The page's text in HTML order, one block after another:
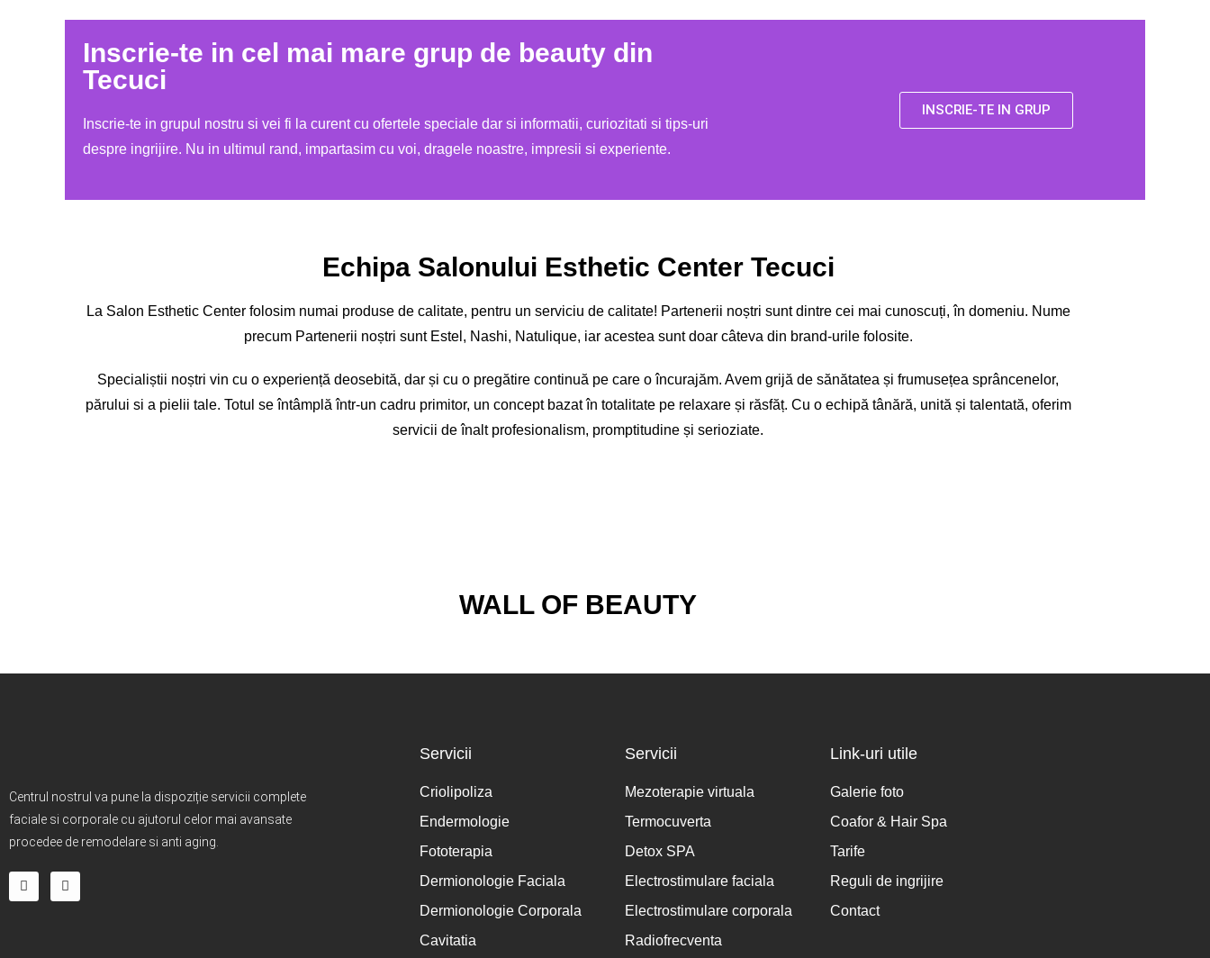
Inscrie-te in cel mai mare grup de beauty din
Tecuci
Inscrie-te in grupul nostru si vei fi la curent cu ofertele speciale dar si informatii, curiozitati si tips-uri
despre ingrijire. Nu in ultimul rand, impartasim cu voi, dragele noastre, impresii si experiente.
INSCRIE-TE IN GRUP
Echipa Salonului Esthetic Center Tecuci
La Salon Esthetic Center folosim numai produse de calitate, pentru un serviciu de calitate! Partenerii noștri sunt dintre cei mai cunoscuți, în domeniu. Nume
precum Partenerii noștri sunt Estel, Nashi, Natulique, iar acestea sunt doar câteva din brand-urile folosite.
Specialiștii noștri vin cu o experiență deosebită, dar și cu o pregătire continuă pe care o încurajăm. Avem grijă de sănătatea și frumusețea sprâncenelor,
părului si a pielii tale. Totul se întâmplă într-un cadru primitor, un concept bazat în totalitate pe relaxare și răsfăț. Cu o echipă tânără, unită și talentată, oferim
servicii de înalt profesionalism, promptitudine și serioziate.
WALL OF BEAUTY
Centrul nostrul va pune la dispoziție servicii complete
faciale si corporale cu ajutorul celor mai avansate
procedee de remodelare si anti aging.
Servicii
Criolipoliza
Endermologie
Fototerapia
Dermionologie Faciala
Dermionologie Corporala
Cavitatia
Servicii
Mezoterapie virtuala
Termocuverta
Detox SPA
Electrostimulare faciala
Electrostimulare corporala
Radiofrecventa
Link-uri utile
Galerie foto
Coafor & Hair Spa
Tarife
Reguli de ingrijire
Contact